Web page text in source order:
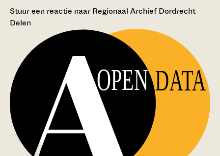
Stuur een reactie naar Regionaal Archief Dordrecht
Delen
OPEN DATA